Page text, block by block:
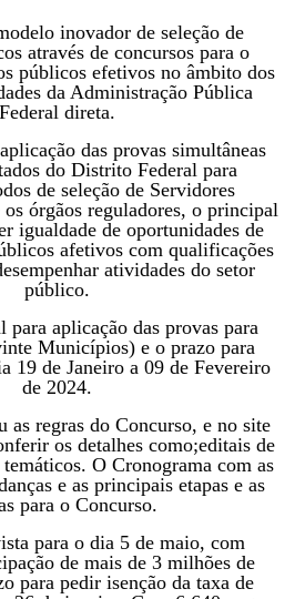
inovador de seleção de
através de concursos para o
públicos efetivos no âmbito dos
da Administração Pública
Federal direta.
das provas simultâneas
do Distrito Federal para
de seleção de Servidores
órgãos reguladores, o principal
igualdade de oportunidades de
afetivos com qualificações
atividades do setor
público.
aplicação das provas para
Municípios) e o prazo para
19 de Janeiro a 09 de Fevereiro
de 2024.
as regras do Concurso, e no site
os detalhes como;editais de
O Cronograma com as
e as principais etapas e as
para o Concurso.
para o dia 5 de maio, com
de mais de 3 milhões de
para pedir isenção da taxa de